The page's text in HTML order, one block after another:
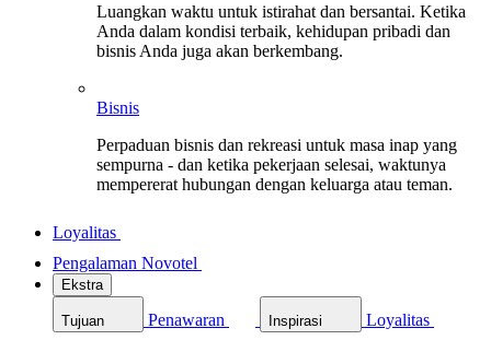
Luangkan waktu untuk istirahat dan bersantai. Ketika
Anda dalam kondisi terbaik, kehidupan pribadi dan
bisnis Anda juga akan berkembang.
Bisnis
Perpaduan bisnis dan rekreasi untuk masa inap yang
sempurna - dan ketika pekerjaan selesai, waktunya
mempererat hubungan dengan keluarga atau teman.
Loyalitas
Pengalaman Novotel
Ekstra
Tujuan Penawaran Inspirasi
Loyalitas